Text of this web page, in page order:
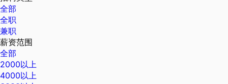
全部
全职
兼职
薪资范围
全部
2000以上
4000以上